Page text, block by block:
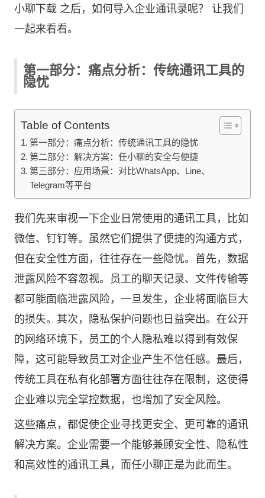
小聊下载 之后，如何导入企业通讯录呢？ 让我们
一起来看看。
第一部分：痛点分析：传统通讯工具的
隐忧
Table of Contents
第一部分：痛点分析：传统通讯工具的隐忧
第二部分：解决方案：任小聊的安全与便捷
第三部分：应用场景：对比WhatsApp、Line、
Telegram等平台
我们先来审视一下企业日常使用的通讯工具，比如
微信、钉钉等。虽然它们提供了便捷的沟通方式，
但在安全性方面，往往存在一些隐忧。首先，数据
泄露风险不容忽视。员工的聊天记录、文件传输等
都可能面临泄露风险，一旦发生，企业将面临巨大
的损失。其次，隐私保护问题也日益突出。在公开
的网络环境下，员工的个人隐私难以得到有效保
障，这可能导致员工对企业产生不信任感。最后，
传统工具在私有化部署方面往往存在限制，这使得
企业难以完全掌控数据，也增加了安全风险。
这些痛点，都促使企业寻找更安全、更可靠的通讯
解决方案。企业需要一个能够兼顾安全性、隐私性
和高效性的通讯工具，而任小聊正是为此而生。